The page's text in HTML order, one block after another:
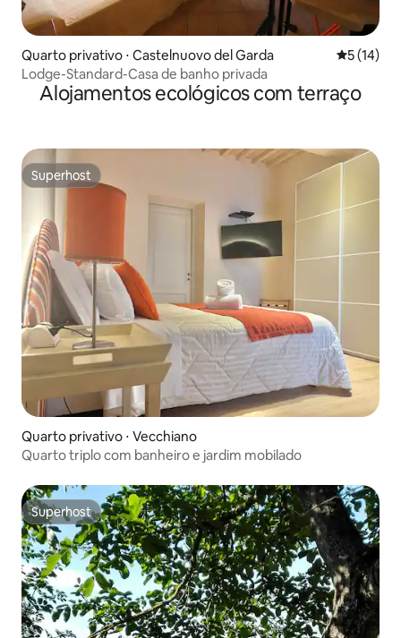
Quarto privativo ⋅ Castelnuovo del Garda 5 de uma
5 (14)
Lodge-Standard-Casa de banho privada
Alojamentos ecológicos com terraço
Superhost
Superhost
Quarto privativo ⋅ Vecchiano
Quarto triplo com banheiro e jardim mobilado
Superhost
Superhost